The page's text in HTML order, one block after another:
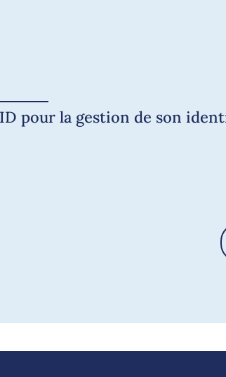
pour la gestion de son